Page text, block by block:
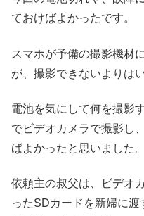
ておけばよかったです。
スマホが予備の撮影機材
が、撮影できないよりは
電池を気にして何を撮影
でビデオカメラで撮影し
ばよかったと思いました。
依頼主の叔父は、ビデオ
ったSDカードを新婦に